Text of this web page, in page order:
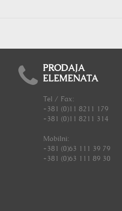
PRODAJA
ELEMENATA
Tel / Fax:
+381 (0)11 8211 179
+381 (0)11 8211 314
Mobilni:
+381 (0)63 111 39 79
+381 (0)63 111 89 30